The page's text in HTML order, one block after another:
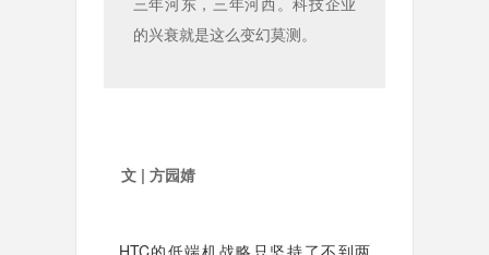
的兴衰就是这么变幻莫测。
文 | 方园婧
HTC的低端机战略只坚持了不到两